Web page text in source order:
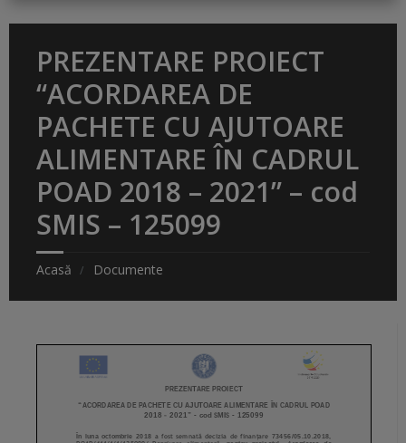
PREZENTARE PROIECT
“ACORDAREA DE
PACHETE CU AJUTOARE
ALIMENTARE ÎN CADRUL
POAD 2018 – 2021” – cod
SMIS – 125099
Acasă Documente